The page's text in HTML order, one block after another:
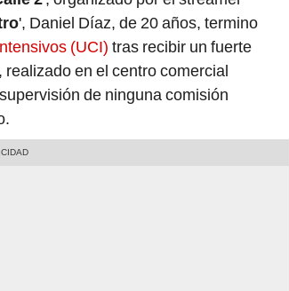
', Daniel Díaz, de 20 años, termino
(UCI) tras recibir un fuerte
en el centro comercial
de ninguna comisión